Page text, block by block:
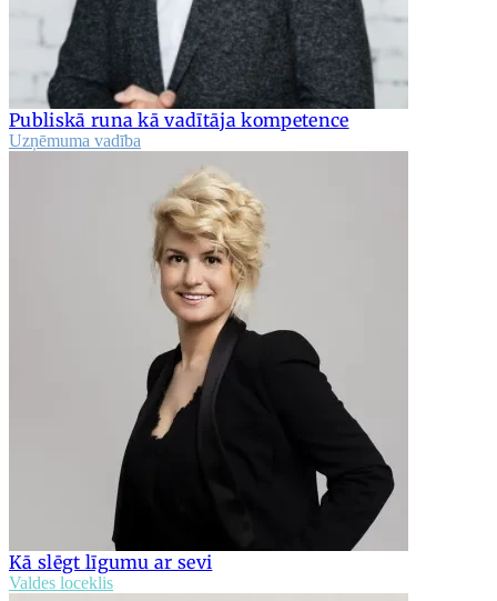
Publiskā runa kā vadītāja kompetence
Uzņēmuma vadība
Kā slēgt līgumu ar sevi
Valdes loceklis